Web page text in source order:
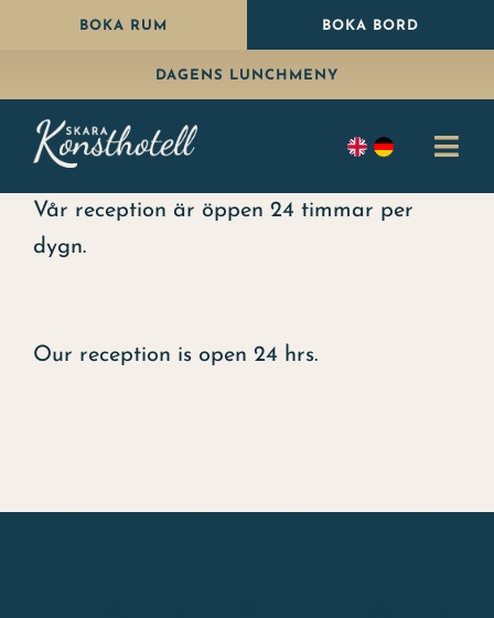
BOKA RUM BOKA BORD
DAGENS LUNCHMENY
Bo
Vår reception är öppen 24 timmar per
dygn.
Our reception is open 24 hrs.